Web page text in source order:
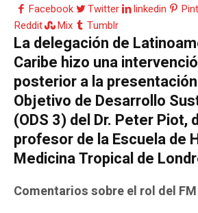
Facebook
Twitter linkedin
Reddit
Mix Tumblr
La delegación de
Caribe hizo una
posterior a la
Objetivo de Desarrollo
(ODS 3) del Dr. Peter Piot,
profesor de la Escuela de
Medicina Tropical de
Comentarios sobre el rol del FM